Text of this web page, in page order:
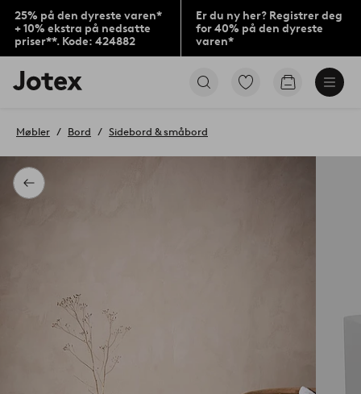
25% på den dyreste varen*
+ 10% ekstra på nedsatte
priser**. Kode: 424882
Er du ny her? Registrer deg
for 40% på den dyreste
varen*
Jotex’
logo
til
Gå
Gå
Tilbake
Møbler Bord Sidebord & småbord